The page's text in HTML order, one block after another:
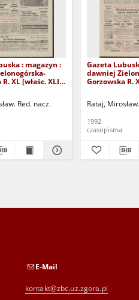
: magazyn :
XL [właśc. XLI],
Red. nacz.
Gazeta
dawniej
Gorzowska R.
Rataj,
1992
czasopisma
E-Mail
kontakt@zbc.uz.zgora.pl